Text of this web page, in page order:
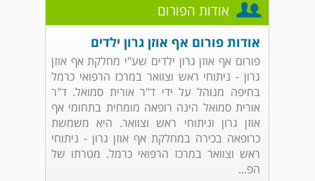
אודות הפורום
אודות פורום אף אוזן גרון ילדים
פורום אף אוזן גרון ילדים שע"י מחלקת אף אוזן
גרון - ניתוחי ראש וצוואר במרכז הרפואי כרמל
בחיפה מנוהל על ידי ד"ר אורית סמואל. ד"ר
אורית סמואל הינה רופאה מומחית בתחומי אף
אוזן גרון וניתוחי ראש וצוואר. היא משמשת
כרופאה בכירה במחלקת אף אוזן גרון - ניתוחי
ראש וצוואר במרכז הרפואי כרמל. מטרתו של
הפ...